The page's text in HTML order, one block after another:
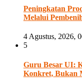
Peningkatan
Melalui
4 Agustus, 2026,
5
Guru Besar UI:
Konkret, Bukan